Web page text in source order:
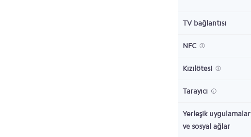
TV bağlantısı
NFC
Kızılötesi
Tarayıcı
Yerleşik uygulamalar
ve sosyal ağlar